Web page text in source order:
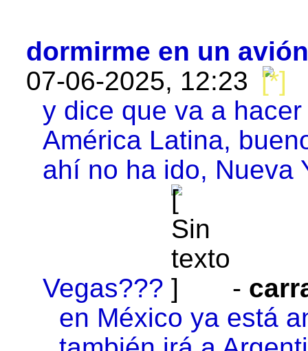
dormirme en un
07-06-2025, 12:23
y dice que va a
América Latina,
ahí no ha ido, Nueva
Vegas??? -
en México ya está